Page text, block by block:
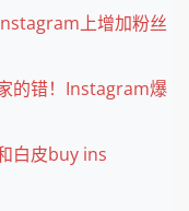
上增加粉丝
的错！Instagram爆
白皮buy ins